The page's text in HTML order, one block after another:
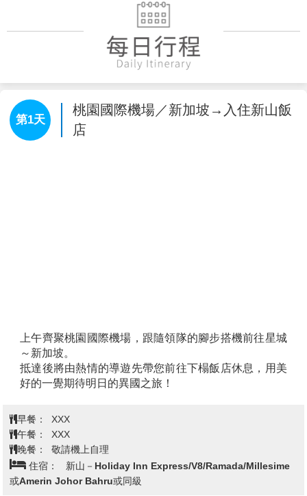
第1天
桃園國際機場／新加坡→入住新山飯
店
上午齊聚桃園國際機場，跟隨領隊的腳步搭機前往星城
～新加坡。
抵達後將由熱情的導遊先帶您前往下榻飯店休息，用美
好的一覺期待明日的異國之旅！
早餐：
XXX
午餐：
XXX
晚餐：
敬請機上自理
住宿：
新山－Holiday Inn Express/V8/Ramada/Millesime
或Amerin Johor Bahru或同級